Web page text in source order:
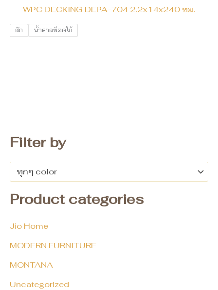
Filter by
ทุกๆ color
Product categories
Jio Home
MODERN FURNITURE
MONTANA
Uncategorized
WPC DECKING DEPA-704 2.2x14x240 ซม.
สัก น้ำตาลช็อคโก้